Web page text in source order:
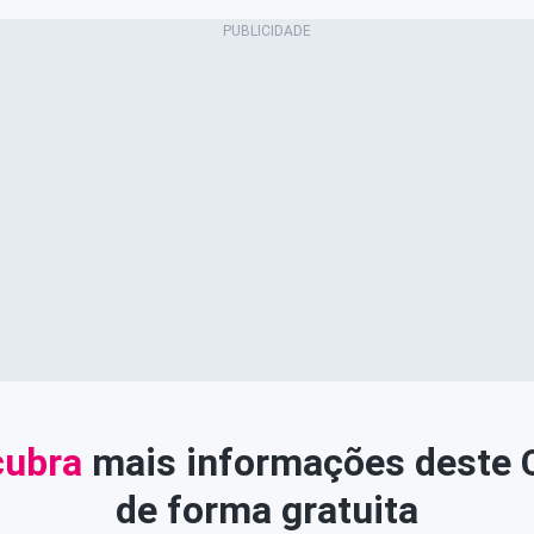
mais informações deste
de forma gratuita